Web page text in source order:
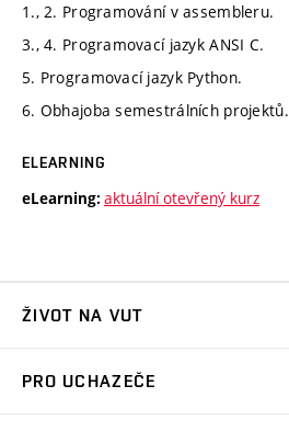
1., 2. Programování v assembleru.
3., 4. Programovací jazyk ANSI C.
5. Programovací jazyk Python.
6. Obhajoba semestrálních projektů.
ELEARNING
eLearning: aktuální otevřený kurz
ŽIVOT NA VUT
PRO UCHAZEČE